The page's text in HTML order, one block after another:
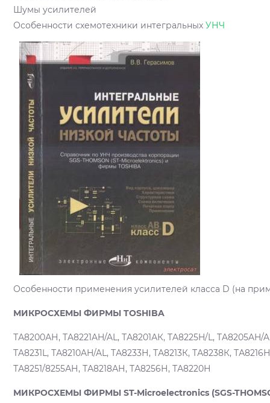
Шумы усилителей
Особенности схемотехники интегральных УНЧ
Особенности применения усилителей класса D (на
МИКРОСХЕМЫ ФИРМЫ TOSHIBA
ТА8200АН, TA8221AH/AL, ТА8201АК, TA8225H/L,
TA8231L, ТА8210AH/AL, ТА8233Н, ТА8213К, ТА8238К,
ТА8251/8255АН, ТА8218АН, ТА8256Н, ТА8220Н
МИКРОСХЕМЫ ФИРМЫ ST-Microelectronics (SGS-